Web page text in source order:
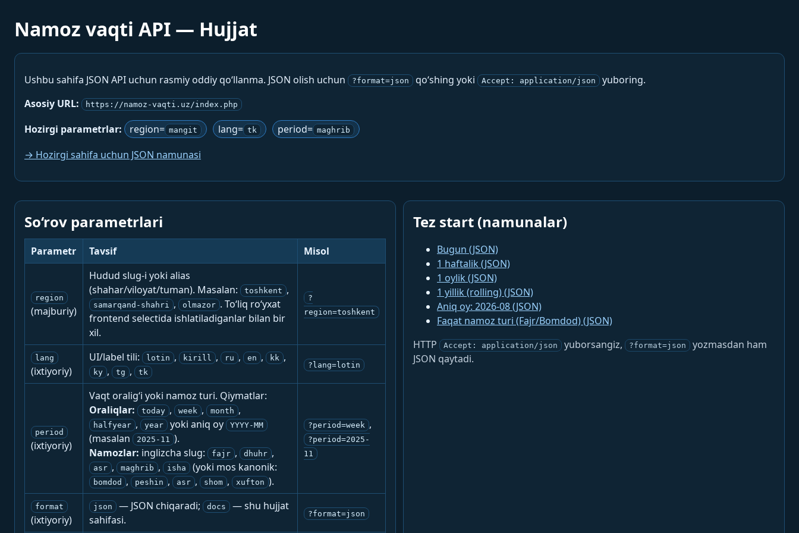
Namoz vaqti API — Hujjat
Ushbu sahifa JSON API uchun rasmiy oddiy qo‘llanma. JSON olish uchun ?format=json qo‘shing yoki Accept: application/json
yuboring.
Asosiy URL:
https://namoz-vaqti.uz/index.php
Hozirgi parametrlar: region= mangit lang= tk period= maghrib
→ Hozirgi sahifa uchun JSON namunasi
So‘rov parametrlari
Parametr Tavsif Misol
region
(majburiy)
Hudud slug-i yoki alias
(shahar/viloyat/tuman). Masalan:
toshkent ,
samarqand-shahri , olmazor . To‘liq ro‘yxat
frontend selectida ishlatiladiganlar bilan bir
xil.
?
region=toshkent
lang
(ixtiyoriy)
UI/label tili: lotin , kirill , ru , en , kk ,
ky , tg , tk
?lang=lotin
period
(ixtiyoriy)
Vaqt oralig‘i yoki namoz turi. Qiymatlar:
Oraliqlar:
today , week , month ,
halfyear , year yoki aniq oy YYYY-MM
(masalan 2025-11 ).
Namozlar: inglizcha slug: fajr , dhuhr ,
asr , maghrib , isha (yoki mos kanonik:
bomdod , peshin , asr , shom , xufton ).
?period=week ,
?period=2025-
11
format
(ixtiyoriy)
json — JSON chiqaradi; docs
— shu hujjat
sahifasi.
?format=json
Tez start (namunalar)
Bugun (JSON)
1 haftalik (JSON)
1 oylik (JSON)
1 yillik (rolling) (JSON)
Aniq oy: 2026-08 (JSON)
Faqat namoz turi (Fajr/Bomdod) (JSON)
HTTP
Accept: application/json yuborsangiz, ?format=json
yozmasdan ham
JSON qaytadi.